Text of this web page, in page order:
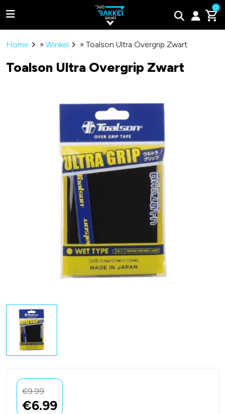
0
Tweede kans padel rackets
Home » Winkel » Toalson Ultra Overgrip Zwart
Toalson Ultra Overgrip Zwart
€9.99
€6.99